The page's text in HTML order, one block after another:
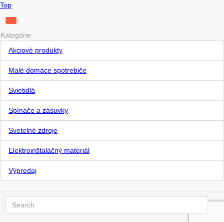
Top
Kategórie
Akciové produkty
Malé domáce spotrebiče
Svietidlá
Spínače a zásuvky
Svetelné zdroje
Elektroinštalačný materiál
Výpredaj